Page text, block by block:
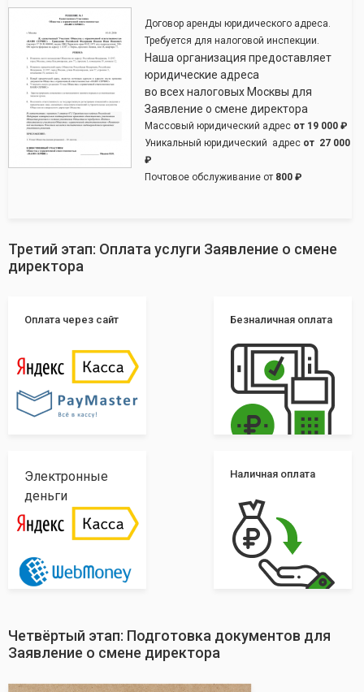
Договор аренды юридического адреса.
Требуется для налоговой инспекции.
Наша организация предоставляет
юридические адреса
во всех налоговых Москвы для
Заявление о смене директора
Массовый юридический адрес от 19 000 ₽
Уникальный юридический адрес от 27 000
₽
Почтовое обслуживание от 800 ₽
Третий этап: Оплата услуги Заявление о смене
директора
Оплата через сайт Безналичная оплата
Электронные
деньги
Наличная оплата
Четвёртый этап: Подготовка документов для
Заявление о смене директора